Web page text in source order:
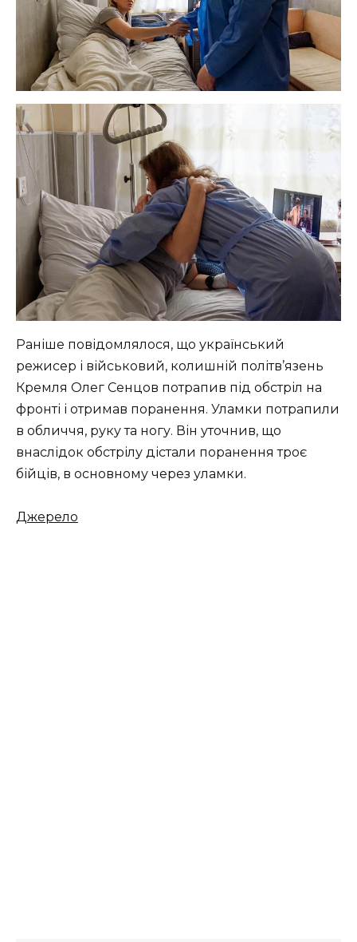
Раніше повідомлялося, що український
режисер і військовий, колишній політв’язень
Кремля Олег Сенцов потрапив під обстріл на
фронті і отримав поранення. Уламки потрапили
в обличчя, руку та ногу. Він уточнив, що
внаслідок обстрілу дістали поранення троє
бійців, в основному через уламки.
Джерело